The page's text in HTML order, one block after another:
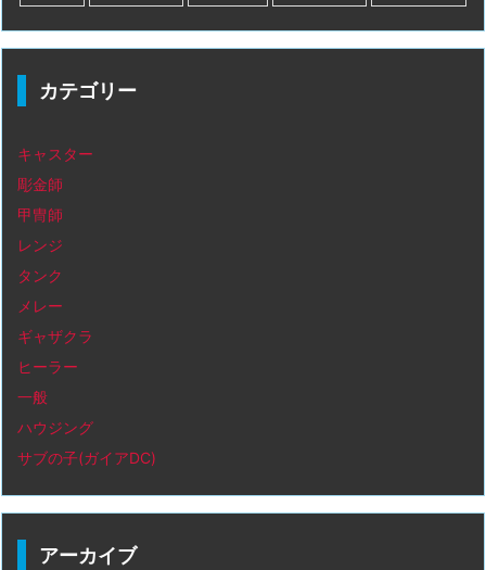
カテゴリー
キャスター
彫金師
甲冑師
レンジ
タンク
メレー
ギャザクラ
ヒーラー
一般
ハウジング
サブの子(ガイアDC)
アーカイブ